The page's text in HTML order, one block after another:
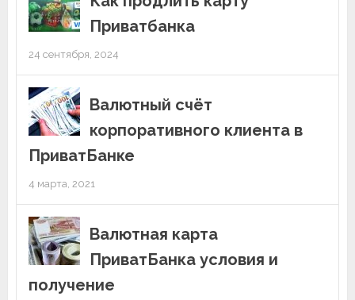
Приватбанка
24 сентября, 2024
Валютный счёт
корпоративного клиента в
ПриватБанке
4 марта, 2021
Валютная карта
ПриватБанка условия и
получение